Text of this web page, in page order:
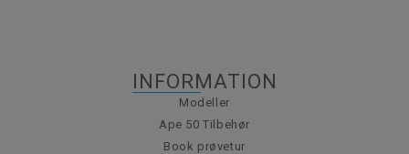
INFORMATION
Modeller
Ape 50 Tilbehør
Book prøvetur